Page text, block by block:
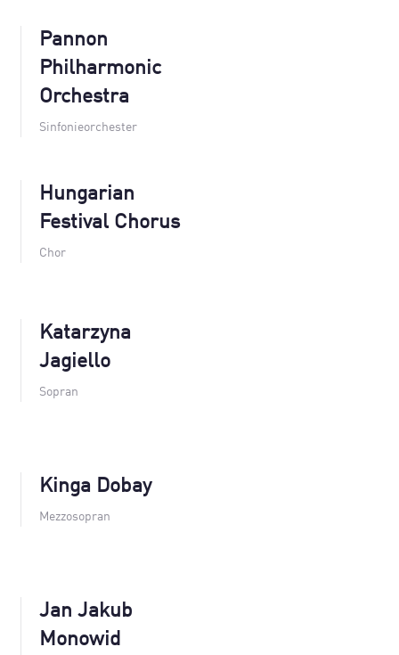
Pannon
Philharmonic
Orchestra
Sinfonieorchester
Hungarian
Festival Chorus
Chor
Katarzyna
Jagiello
Sopran
Kinga Dobay
Mezzosopran
Jan Jakub
Monowid